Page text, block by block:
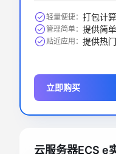
轻量便捷： 打包计
管理简单： 提供简
贴近应用：
立即购买
云服务器ECS e